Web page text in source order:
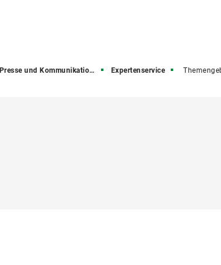
Presse und Kommunikation (PuK) Expertenservice